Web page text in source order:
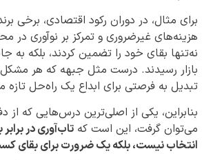
برای مثال، در دوران رکود اقتصادی، برخی
هزینه‌های غیرضروری و تمرکز بر نوآوری در
نه‌تنها بقای خود را تضمین کردند، بلکه به
بازار رسیدند. درست مثل جبهه که هر
تبدیل به فرصتی برای ابداع یک راه‌حل
بنابراین، یکی از اصلی‌ترین درس‌هایی که
می‌توان گرفت، این است که تاب‌آوری در
انتخاب نیست، بلکه یک ضرورت برای بقای